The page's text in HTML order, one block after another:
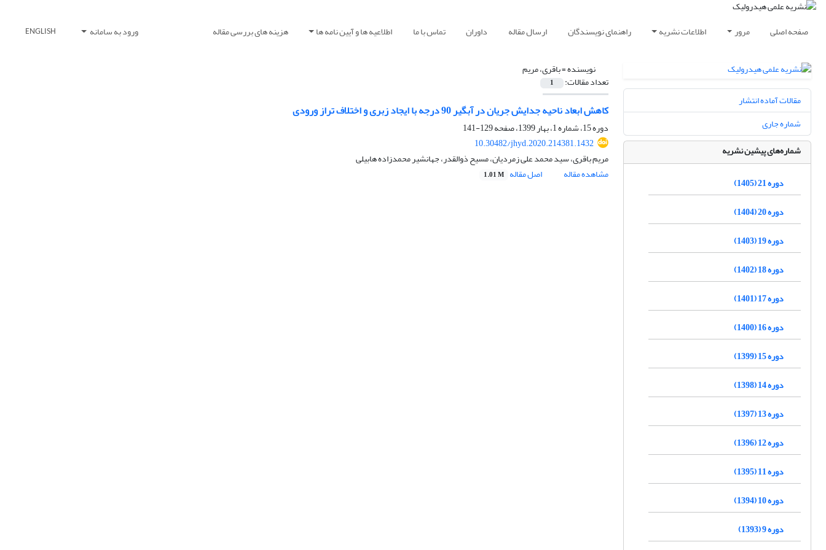
صفحه اصلی مرور اطلاعات نشریه راهنمای نویسندگان ارسال مقاله داوران تماس با ما اطلاعیه ها و آیین نامه ها هزینه های بررسی مقاله ورود به سامانه ENGLISH
نویسنده =باقری، مریم
تعداد مقالات: 1
کاهش ابعاد ناحیه جدایش جریان در آبگیر 90 درجه با ایجاد زبری و اختلاف تراز ورودی
دوره 15، شماره 1، بهار 1399، صفحه
129-141
10.30482/jhyd.2020.214381.1432
مریم باقری، سید محمد علی زمردیان، مسیح ذوالقدر، جهانشیر محمدزاده هابیلی
مشاهده مقاله
اصل مقاله 1.01 M
مقالات آماده انتشار
شماره جاری
شماره‌های پیشین نشریه
دوره 21 (1405)
دوره 20 (1404)
دوره 19 (1403)
دوره 18 (1402)
دوره 17 (1401)
دوره 16 (1400)
دوره 15 (1399)
دوره 14 (1398)
دوره 13 (1397)
دوره 12 (1396)
دوره 11 (1395)
دوره 10 (1394)
دوره 9 (1393)